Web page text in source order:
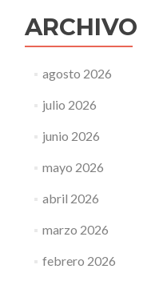
ARCHIVO
agosto 2026
julio 2026
junio 2026
mayo 2026
abril 2026
marzo 2026
febrero 2026